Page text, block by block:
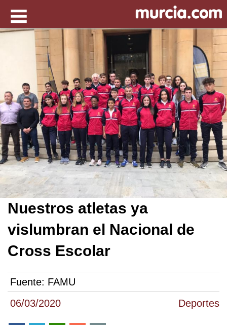
06/03/2020 Deportes
Nuestros atletas ya
vislumbran el Nacional de
Cross Escolar
Fuente: FAMU